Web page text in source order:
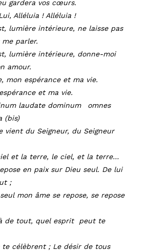
gardera vos cœurs.
Alléluia ! Alléluia !
lumière intérieure, ne laisse pas
parler.
lumière intérieure, donne-moi
amour.
mon espérance et ma vie.
et ma vie.
laudate dominum omnes
(bis)
vient du Seigneur, du Seigneur
et la terre, le ciel, et la terre…
en paix sur Dieu seul. De lui
;
mon âme se repose, se repose
de tout, quel esprit peut te
te célèbrent ; Le désir de tous